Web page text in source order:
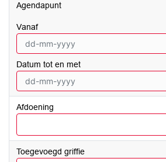
Agendapunt
vanaf
Datum tot en met
Afdoening
Toegevoegd griffie